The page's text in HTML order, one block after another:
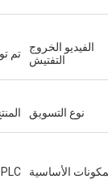
الفيديو الخروج
التفتيش
تم
نوع التسويق
الأساسية PLC ، المحرك ، تحمل ، علبة التروس